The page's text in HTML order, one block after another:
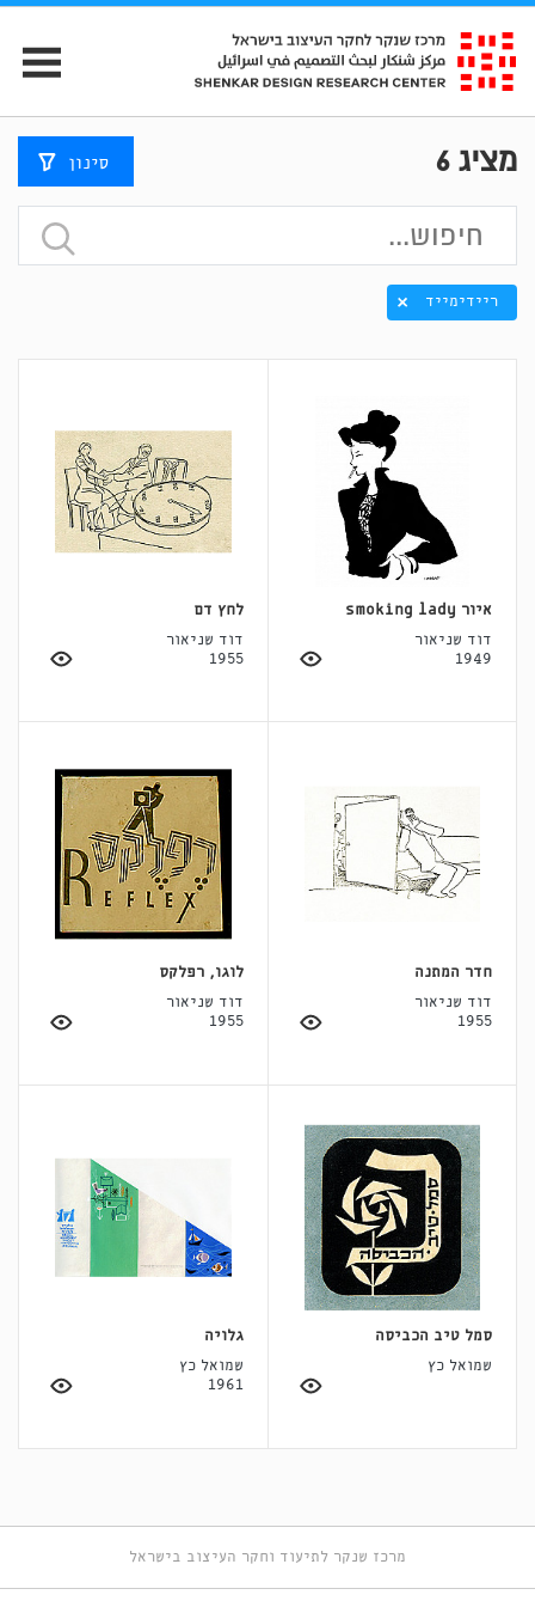
מציג6 סינון
ריידימייד
איור smoking lady
דוד שניאור
1949
לחץ דם
דוד שניאור
1955
חדר המתנה
דוד שניאור
1955
לוגו, רפלקס
דוד שניאור
1955
סמל טיב הכביסה
שמואל כץ
גלויה
שמואל כץ
1961
מרכז שנקר לתיעוד וחקר העיצוב בישראל